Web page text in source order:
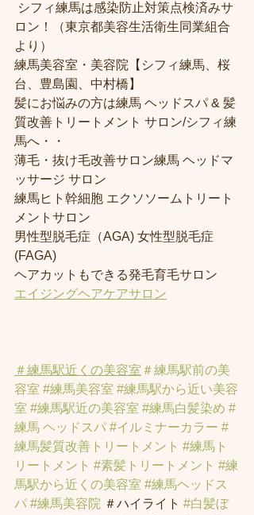
シフィ練馬は感染防止対策点検済みサ
ロン！（東京都美容生活衛生同業組合
より）
練馬美容室・美容院【シフィ練馬、桜
台、豊島園、中村橋】
髪にお悩みの方は練馬 ヘッドスパ & 髪
質改善トリートメント サロン/シフィ練
馬へ・・
薄毛・抜け毛改善サロン練馬 ヘッドマ
ッサージ サロン
練馬ヒト幹細胞 エクソソームトリート
メントサロン
男性型脱毛症（AGA) 女性型脱毛症
(FAGA)
ヘアカットもできる発毛育毛サロン
エイジングヘアケアサロン
＃練馬駅近くの美容室 ＃練馬駅前の美
容室 #練馬美容室 #練馬駅から近い美容
室 #練馬駅近の美容室 #練馬白髪染め #
練馬 ヘッドスパ #イルミナーカラー #
練馬髪質改善トリートメント #練馬ト
リートメント #素髪トリートメント #練
馬駅から近くの美容室 #練馬ヘッドス
パ #練馬美容院 ＃ハイライト #白髪ぼ